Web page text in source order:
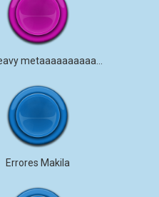
Errores Makila